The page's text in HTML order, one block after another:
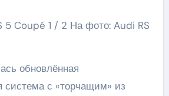
5 Coupé 1 / 2 На фото: Audi RS
обновлённая
система с «торчащим» из